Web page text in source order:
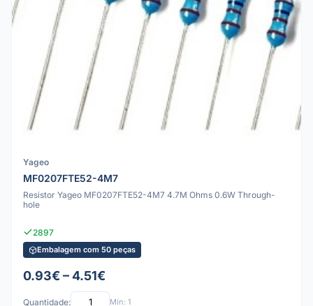
Yageo
MF0207FTE52-4M7
Resistor Yageo MF0207FTE52-4M7 4.7M Ohms 0.6W Through-
hole
2897
Embalagem com 50 peças
0.93€ – 4.51€
Quantidade: Mín: 1